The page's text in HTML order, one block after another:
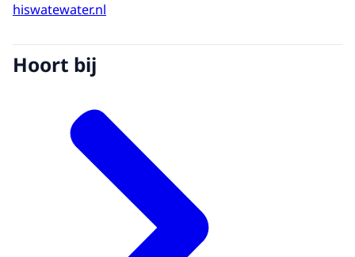
hiswatewater.nl
Hoort bij